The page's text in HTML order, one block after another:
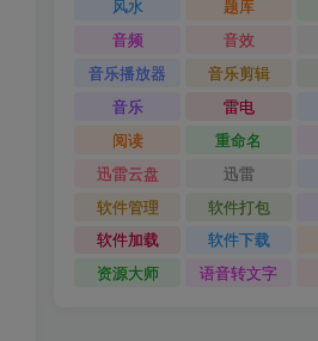
风水
题库
音频
音效
音乐播放器
音乐剪辑
音乐
雷电
阅读
重命名
迅雷云盘
迅雷
软件管理
软件打包
软件加载
软件下载
资源大师
语音转文字